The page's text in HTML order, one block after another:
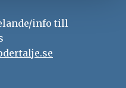
info till